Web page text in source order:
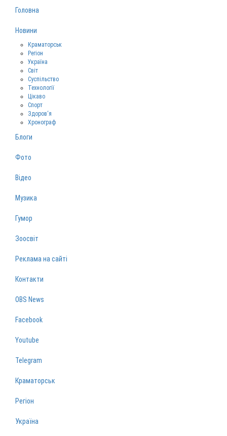
Головна
Новини
Краматорськ
Регіон
Україна
Світ
Суспільство
Технології
Цікаво
Спорт
Здоров‘я
Хронограф
Блоги
Фото
Відео
Музика
Гумор
Зоосвіт
Реклама на сайті
Контакти
OBS News
Facebook
Youtube
Telegram
Краматорськ
Регіон
Україна